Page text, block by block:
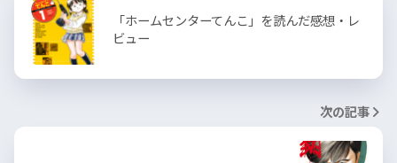
「ホームセンターてんこ」を読んだ感想・レ
ビュー
次の記事